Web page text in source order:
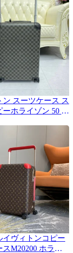
ン スーツケース ス
ーホライゾン 50 ダ
イヴィトンコピー
スM20200 ホライ